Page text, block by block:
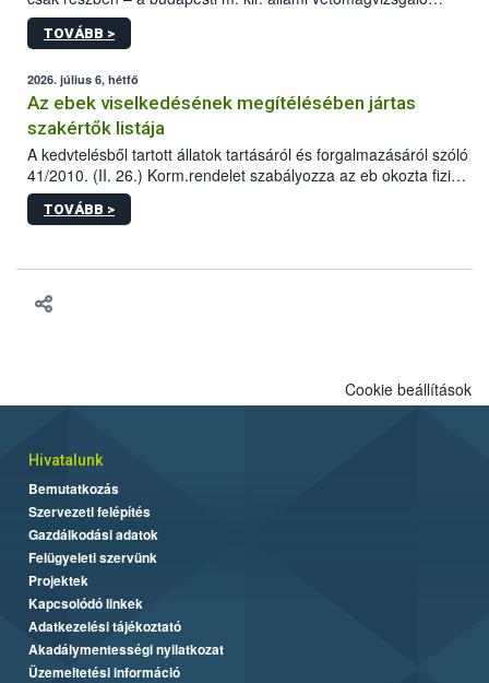
állomás a Kis Rókus utca 15. szám alatti, Czigler Győző által
tervezett új épületébe.
TOVÁBB >
2026. július 6, hétfő
Az ebek viselkedésének megítélésében jártas
szakértők listája
A kedvtelésből tartott állatok tartásáról és forgalmazásáról szóló
41/2010. (II. 26.) Korm.rendelet szabályozza az eb okozta fizikai
sérülés, illetve ennek veszélye keletkezésekor felmerülő
hatósági feladatokat, valamint a veszélyes eb tartását és annak
TOVÁBB >
Cookie beállítások
Hivatalunk
Bemutatkozás
Szervezeti felépítés
Gazdálkodási adatok
Felügyeleti szervünk
Projektek
Kapcsolódó linkek
Adatkezelési tájékoztató
Akadálymentességi nyilatkozat
Üzemeltetési információ